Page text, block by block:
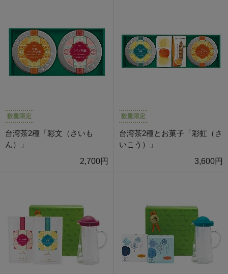
数量限定
台湾茶2種「彩文（さいも
ん）」
2,700円
数量限定
台湾茶2種とお菓子「彩虹（さ
いこう）」
3,600円